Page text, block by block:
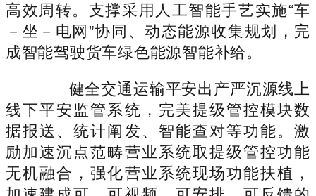
高效周转。支撑采用人工智能手艺实施“车
－坐－电网”协同、动态能源收集规划，完
成智能驾驶货车绿色能源智能补给。
健全交通运输平安出产严沉源线上
线下平安监管系统，完美提级管控模块数
据报送、统计阐发、智能查对等功能。激
励加速沉点范畴营业系统取提级管控功能
无机融合，强化营业系统现场功能扶植，